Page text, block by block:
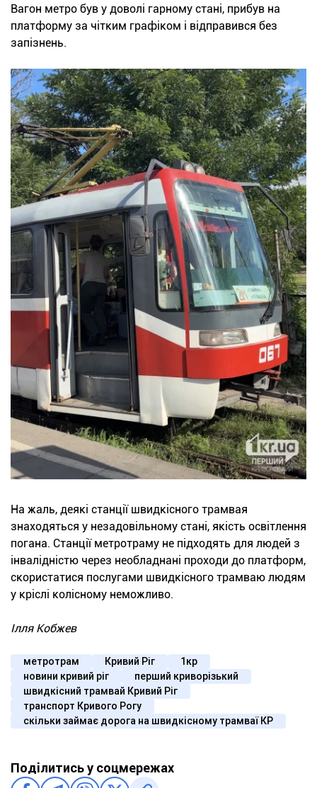
Вагон метро був у доволі гарному стані, прибув на
платформу за чітким графіком і відправився без
запізнень.
На жаль, деякі станції швидкісного трамвая
знаходяться у незадовільному стані, якість освітлення
погана. Станції метротраму не підходять для людей з
інвалідністю через необладнані проходи до платформ,
скористатися послугами швидкісного трамваю людям
у кріслі колісному неможливо.
Ілля Кобжев
метротрам Кривий Ріг
1кр
новини кривий ріг
перший криворізький
швидкісний трамвай Кривий Ріг
транспорт Кривого Рогу
скільки займає дорога на швидкісному трамваї КР
Поділитись у соцмережах